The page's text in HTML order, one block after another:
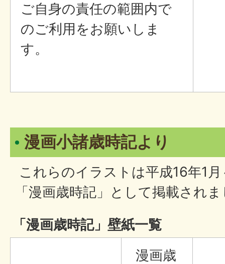
ご自身の責任の範囲内で
のご利用をお願いしま
す。
漫画小諸歳時記より
これらのイラストは平成16年1
「漫画歳時記」として掲載され
「漫画歳時記」壁紙一覧
漫画歳